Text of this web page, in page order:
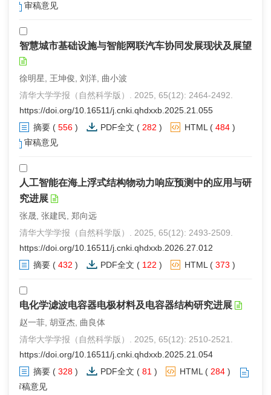
审稿意见
智慧城市基础设施与智能网联汽车协同发展现状及展望
徐明星, 王坤俊, 刘洋, 曲小波
清华大学学报（自然科学版）. 2025, 65(12): 2464-2492.
https://doi.org/10.16511/j.cnki.qhdxxb.2025.21.055
摘要 ( 556 ) PDF全文 ( 282 ) HTML( 484 )
审稿意见
人工智能在海上浮式结构物动力响应预测中的应用与研
究进展
张晟, 张建民, 郑向远
清华大学学报（自然科学版）. 2025, 65(12): 2493-2509.
https://doi.org/10.16511/j.cnki.qhdxxb.2026.27.012
摘要 ( 432 ) PDF全文 ( 122 ) HTML( 373 )
电化学滤波电容器电极材料及电容器结构研究进展
赵一菲, 胡亚杰, 曲良体
清华大学学报（自然科学版）. 2025, 65(12): 2510-2521.
https://doi.org/10.16511/j.cnki.qhdxxb.2025.21.054
摘要 ( 328 ) PDF全文 ( 81 ) HTML( 284 )
审稿意见